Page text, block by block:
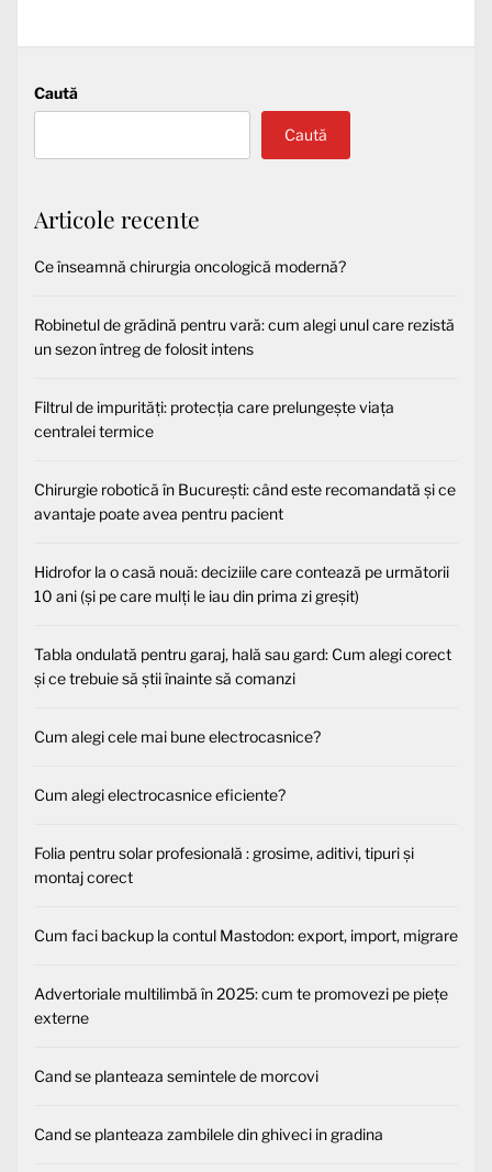
Caută
Caută
Articole recente
Ce înseamnă chirurgia oncologică modernă?
Robinetul de grădină pentru vară: cum alegi unul care rezistă
un sezon întreg de folosit intens
Filtrul de impurități: protecția care prelungește viața
centralei termice
Chirurgie robotică în București: când este recomandată și ce
avantaje poate avea pentru pacient
Hidrofor la o casă nouă: deciziile care contează pe următorii
10 ani (și pe care mulți le iau din prima zi greșit)
Tabla ondulată pentru garaj, hală sau gard: Cum alegi corect
și ce trebuie să știi înainte să comanzi
Cum alegi cele mai bune electrocasnice?
Cum alegi electrocasnice eficiente?
Folia pentru solar profesională : grosime, aditivi, tipuri și
montaj corect
Cum faci backup la contul Mastodon: export, import, migrare
Advertoriale multilimbă în 2025: cum te promovezi pe piețe
externe
Cand se planteaza semintele de morcovi
Cand se planteaza zambilele din ghiveci in gradina